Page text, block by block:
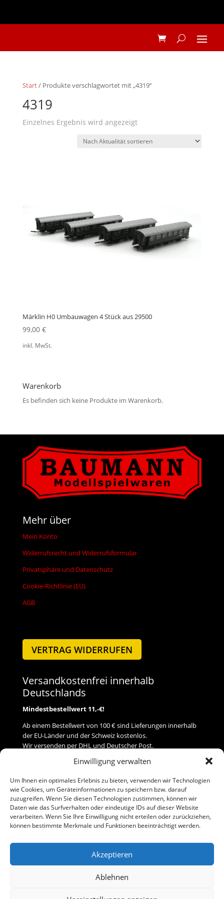
Einwilligung verwalten
Um Ihnen ein optimales Erlebnis zu bieten, verwenden wir Technologien
wie Cookies, um Geräteinformationen zu speichern bzw. darauf
zuzugreifen. Wenn Sie diesen Technologien zustimmen, können wir
Daten wie das Surfverhalten oder eindeutige IDs auf dieser Website
verarbeiten. Wenn Sie Ihre Einwilligung nicht erteilen oder zurückziehen,
können bestimmte Merkmale und Funktionen beeinträchtigt werden.
Akzeptieren
Ablehnen
Start/ Produkte verschlagwortet mit „4319“
4319
Einzelnes Ergebnis wird angezeigt
Märklin H0 Umbauwagen 4 Stück aus 29500
99,00 €
inkl. MwSt.
Warenkorb
Es befinden sich keine Produkte im Warenkorb.
Mehr über
Mein Konto
Widerrufsrecht und Widerrufsformular
Privatsphäre und Datenschutz
Cookie-Richtlinie (EU)
AGB
VERTRAG WIDERRUFEN
Versandkostenfrei innerhalb
Deutschlands
Mindestbestellwert 11,-€!
Ab einem Bestellwert von 100 € sind Lieferungen innerhalb
der EU-Länder und der Schweiz kostenlos.
Wir versenden per DHL und Deutscher Post.
Versand
Zahlung
Baumann Modellspielwaren
Telefon (0 91 61) 33 84